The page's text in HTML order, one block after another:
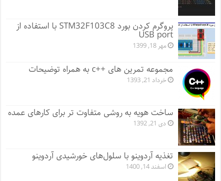
پروگرم کردن بورد STM32F103C8 با استفاده از
USB port
مهر 18, 1399
مجموعه تمرین های ++c به همراه توضیحات
خرداد 21, 1393
ساخت هویه به روشی متفاوت تر برای کارهای عمده
دی 21, 1392
تغذیه آردوینو با سلول‌های خورشیدی آردوینو
اسفند 14, 1400